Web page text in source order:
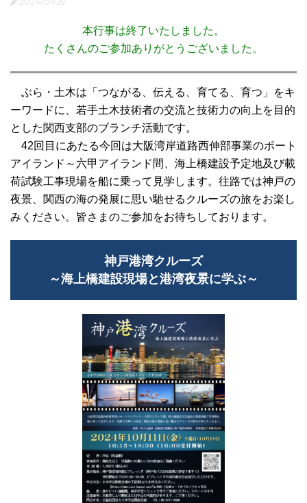
本行事は終了いたしました。
たくさんのご参加ありがとうございました。
ぶら・土木は「つながる、伝える、育てる、育つ」をキ
ーワードに、若手土木技術者の交流と技術力の向上を目的
とした関西支部のブランチ活動です。
42回目にあたる今回は大阪湾岸道路西伸部事業のポート
アイランド～六甲アイランド間、海上橋建設予定地及び載
荷試験工事現場を船に乗って見学します。往路では神戸の
夜景、関西の海の発展に思い馳せるクルーズの旅をお楽し
みください。皆さまのご参加をお待ちしております。
神戸港湾クルーズ
～海上橋建設現場と港湾夜景に学ぶ～